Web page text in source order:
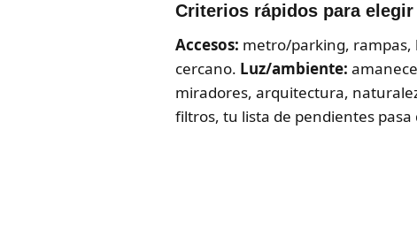
Criterios rápidos para
Accesos: metro/parking, rampas,
cercano. Luz/ambiente:
miradores, arquitectura,
filtros, tu lista de pendientes pasa